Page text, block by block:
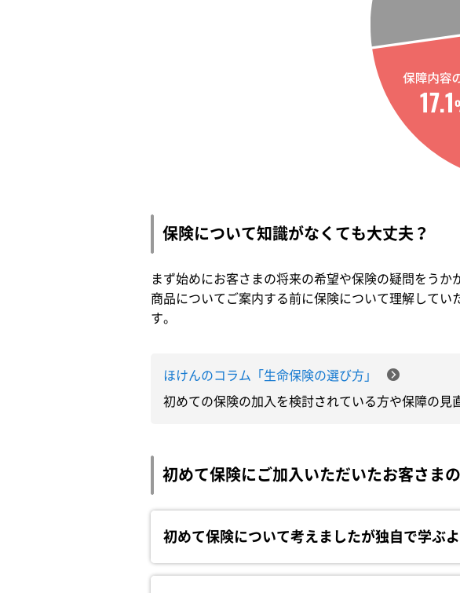
保険について知識がなくても大丈夫？
まず始めにお客さまの将来の希望や保険の疑問をうか
商品についてご案内する前に保険について理解して
す。
ほけんのコラム「生命保険の選び方」
初めての保険の加入を検討されている方や保障の見
初めて保険にご加入いただいたお客さま
初めて保険について考えましたが独自で学ぶ